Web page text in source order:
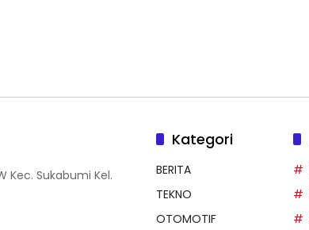
Kec. Sukabumi Kel.
Kategori
BERITA
TEKNO
OTOMOTIF